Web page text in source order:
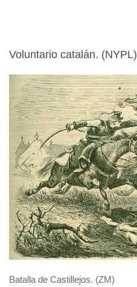
Voluntario catalán. (NYPL)
Batalla de Castillejos. (ZM)